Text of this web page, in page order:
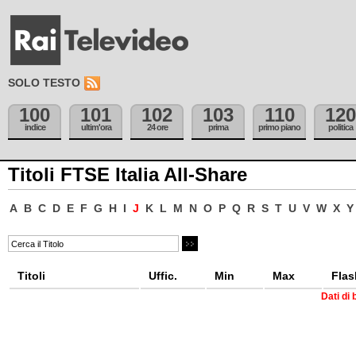
SOLO TESTO
100
indice
101
ultim'ora
102
24 ore
103
prima
110
primo piano
120
politica
Titoli FTSE Italia All-Share
A B C D E F G H I J K L M N O P Q R S T U V W X Y
Titoli Uffic. Min Max
Dati di